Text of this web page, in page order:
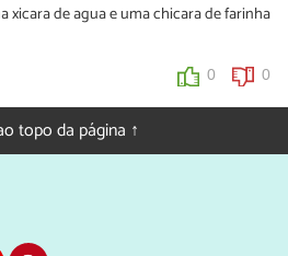
xicara de agua e uma chicara de farinha
0 0
topo da página ↑